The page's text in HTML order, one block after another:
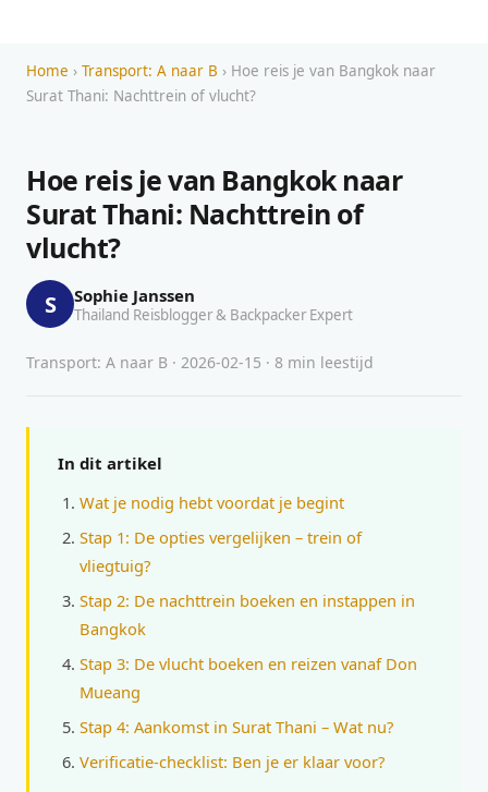
Home › Transport: A naar B › Hoe reis je van Bangkok naar
Surat Thani: Nachttrein of vlucht?
Hoe reis je van Bangkok naar
Surat Thani: Nachttrein of
vlucht?
S Sophie Janssen
Thailand Reisblogger & Backpacker Expert
Transport: A naar B · 2026-02-15 · 8 min leestijd
In dit artikel
Wat je nodig hebt voordat je begint
Stap 1: De opties vergelijken – trein of
vliegtuig?
Stap 2: De nachttrein boeken en instappen in
Bangkok
Stap 3: De vlucht boeken en reizen vanaf Don
Mueang
Stap 4: Aankomst in Surat Thani – Wat nu?
Verificatie-checklist: Ben je er klaar voor?